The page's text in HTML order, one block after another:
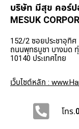
บริษัท มีสุข คอร์ป
MESUK
152/2 ซอยประชาอุทิ
ถนนพุทธบูชา บางมด
10140 ประเทศไทย
เว็บไซต์หลัก :
โทร